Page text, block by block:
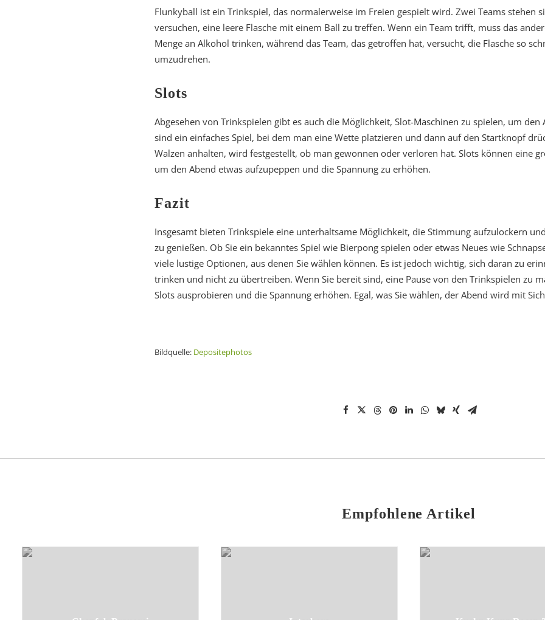
Flunkyball ist ein Trinkspiel, das normalerweise im Freien gespielt wird. Zwei Teams stehen
versuchen, eine leere Flasche mit einem Ball zu treffen. Wenn ein Team trifft, muss das
Menge an Alkohol trinken, während das Team, das getroffen hat, versucht, die Flasche so
umzudrehen.
Slots
Abgesehen von Trinkspielen gibt es auch die Möglichkeit, Slot-Maschinen zu spielen, um den
sind ein einfaches Spiel, bei dem man eine Wette platzieren und dann auf den Startknopf
Walzen anhalten, wird festgestellt, ob man gewonnen oder verloren hat. Slots können eine
um den Abend etwas aufzupeppen und die Spannung zu erhöhen.
Fazit
Insgesamt bieten Trinkspiele eine unterhaltsame Möglichkeit, die Stimmung aufzulockern
zu genießen. Ob Sie ein bekanntes Spiel wie Bierpong spielen oder etwas Neues wie
viele lustige Optionen, aus denen Sie wählen können. Es ist jedoch wichtig, sich daran zu
trinken und nicht zu übertreiben. Wenn Sie bereit sind, eine Pause von den Trinkspielen zu
Slots ausprobieren und die Spannung erhöhen. Egal, was Sie wählen, der Abend wird mit
Bildquelle: Depositephotos
Empfohlene Artikel